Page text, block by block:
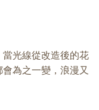
光線從改造後的花
為之一變，浪漫又